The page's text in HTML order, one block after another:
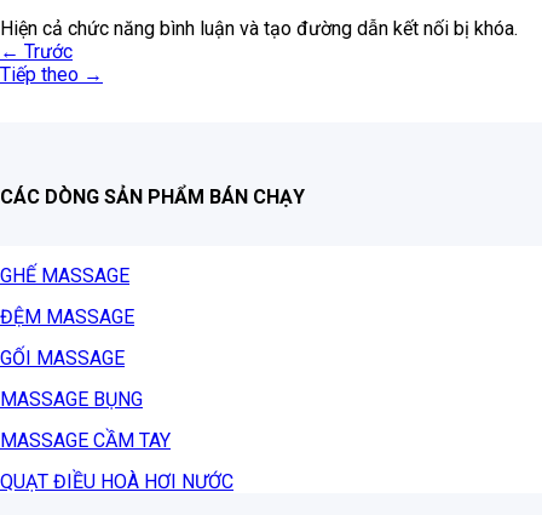
Hiện cả chức năng bình luận và tạo đường dẫn kết nối bị khóa.
← Trước
Tiếp theo →
CÁC DÒNG SẢN PHẨM BÁN CHẠY
GHẾ MASSAGE
ĐỆM MASSAGE
GỐI MASSAGE
MASSAGE BỤNG
MASSAGE CẦM TAY
QUẠT ĐIỀU HOÀ HƠI NƯỚC